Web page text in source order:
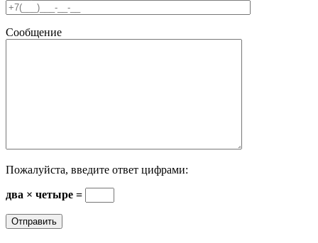
Сообщение
Пожалуйста, введите ответ цифрами:
два × четыре =